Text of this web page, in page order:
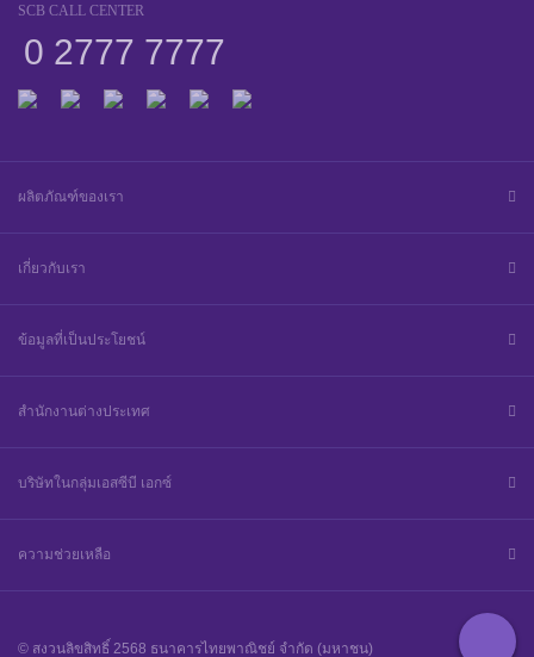
SCB CALL CENTER
0 2777 7777
ผลิตภัณฑ์ของเรา
เกี่ยวกับเรา
ข้อมูลที่เป็นประโยชน์
สำนักงานต่างประเทศ
บริษัทในกลุ่มเอสซีบี เอกซ์
ความช่วยเหลือ
© สงวนลิขสิทธิ์ 2568 ธนาคารไทยพาณิชย์ จำกัด (มหาชน)